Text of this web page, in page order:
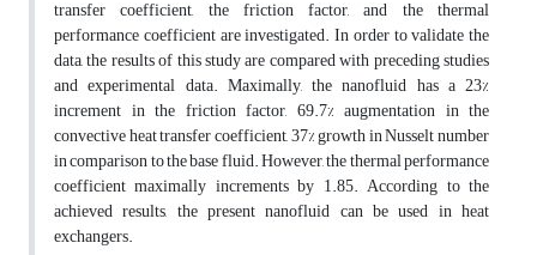
transfer coefficient, the friction factor, and the thermal
performance coefficient are investigated. In order to validate the
data, the results of this study are compared with preceding studies
and experimental data. Maximally, the nanofluid has a 23%
increment in the friction factor, 69.7% augmentation in the
convective heat transfer coefficient, 37% growth in Nusselt number
in comparison to the base fluid. However, the thermal performance
coefficient maximally increments by 1.85. According to the
achieved results, the present nanofluid can be used in heat
exchangers.